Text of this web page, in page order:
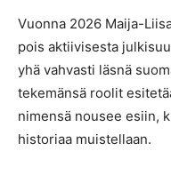
Vuonna 2026 Maija-
pois aktiivisesta
yhä vahvasti läsnä
tekemänsä roolit
nimensä nousee esiin,
historiaa muistellaan.